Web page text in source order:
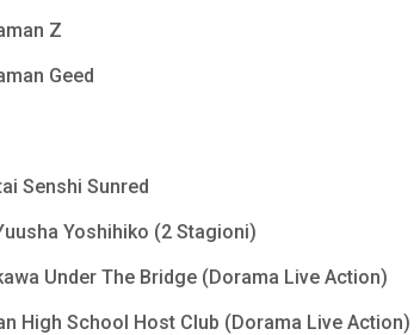
Z
Geed
Senshi Sunred
Yoshihiko (2 Stagioni)
Under The Bridge (Dorama Live Action)
High School Host Club (Dorama Live Action)